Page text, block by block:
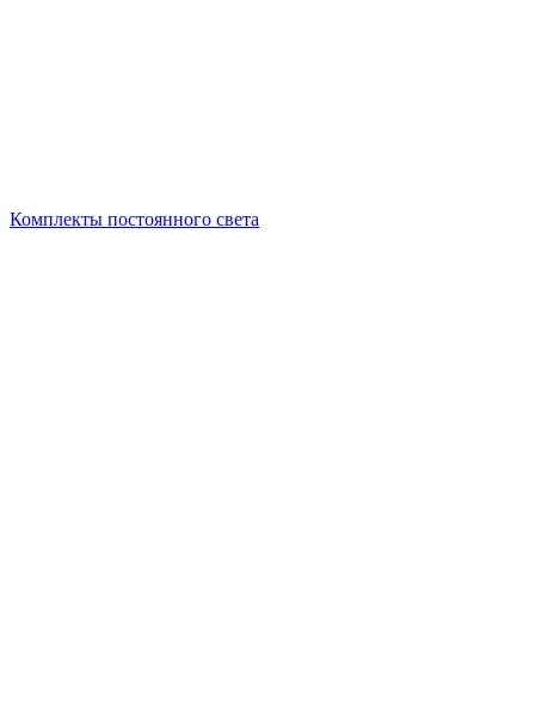
Комплекты постоянного света